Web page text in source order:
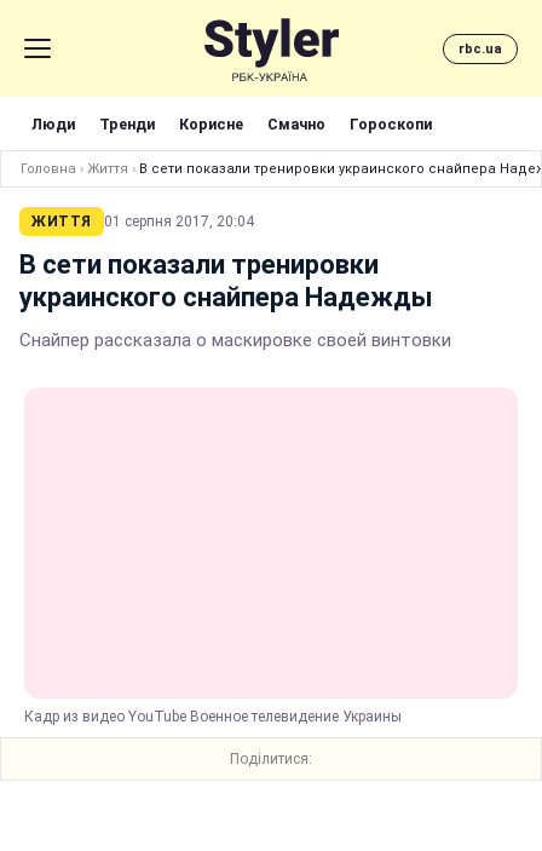
rbc.ua
Люди Тренди Корисне Смачно Гороскопи
Головна › Життя › В сети показали тренировки украинского снайпера
ЖИТТЯ 01 серпня 2017, 20:04
В сети показали тренировки
украинского снайпера Надежды
Снайпер рассказала о маскировке своей винтовки
Кадр из видео YouTube Военное телевидение Украины
Поділитися: